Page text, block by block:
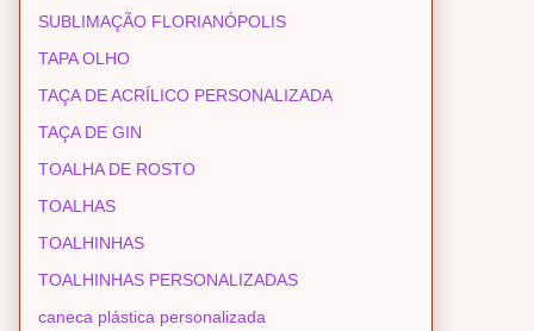
SUBLIMAÇÃO FLORIANÓPOLIS
TAPA OLHO
TAÇA DE ACRÍLICO PERSONALIZADA
TAÇA DE GIN
TOALHA DE ROSTO
TOALHAS
TOALHINHAS
TOALHINHAS PERSONALIZADAS
caneca plástica personalizada